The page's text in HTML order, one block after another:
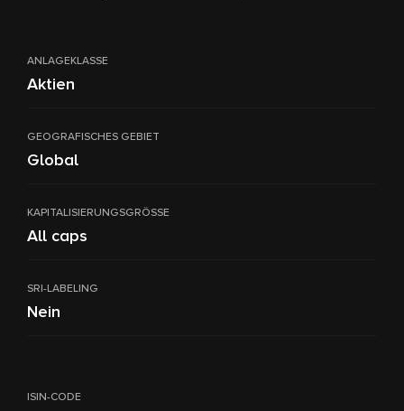
ANLAGEKLASSE
Aktien
GEOGRAFISCHES GEBIET
Global
KAPITALISIERUNGSGRÖSSE
All caps
SRI-LABELING
Nein
ISIN-CODE